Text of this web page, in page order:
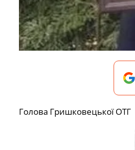
Голова Гришковецької ОТГ